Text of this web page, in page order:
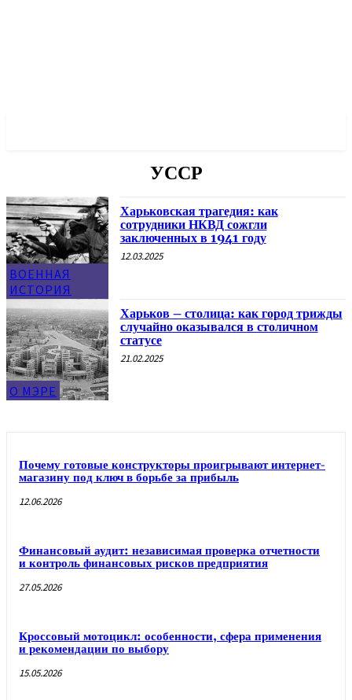
УССР
ВОЕННАЯ
ИСТОРИЯ
Харьковская трагедия: как
сотрудники НКВД сожгли
заключенных в 1941 году
12.03.2025
О МЭРЕ
Харьков – столица: как город трижды
случайно оказывался в столичном
статусе
21.02.2025
Почему готовые конструкторы проигрывают интернет-
магазину под ключ в борьбе за прибыль
12.06.2026
Финансовый аудит: независимая проверка отчетности
и контроль финансовых рисков предприятия
27.05.2026
Кроссовый мотоцикл: особенности, сфера применения
и рекомендации по выбору
15.05.2026